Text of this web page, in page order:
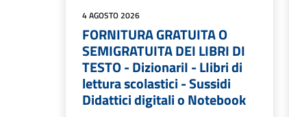
4 AGOSTO 2026
FORNITURA GRATUITA O
SEMIGRATUITA DEI LIBRI DI
TESTO - DizionariI - LIibri di
lettura scolastici - Sussidi
Didattici digitali o Notebook